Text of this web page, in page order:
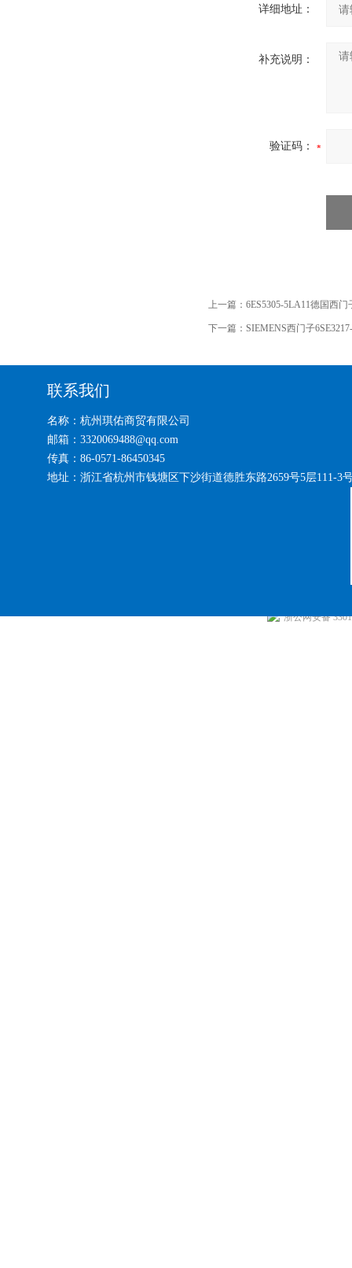
详细地址：
补充说明：
验证码：
上一篇： 6ES5305-5LA11德国西
下一篇： SIEMENS西门子
联系我们
名称：杭州琪佑商贸有限公司
邮箱：3320069488@qq.com
传真：86-0571-86450345
地址：浙江省杭州市钱塘区下沙街道德胜东路2659号5层111-3
浙公网安备